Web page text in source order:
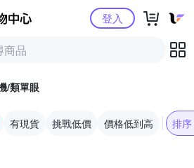
Yahoo購物中心登入
/類單眼
有現貨 挑戰低價 價格低到高 排序